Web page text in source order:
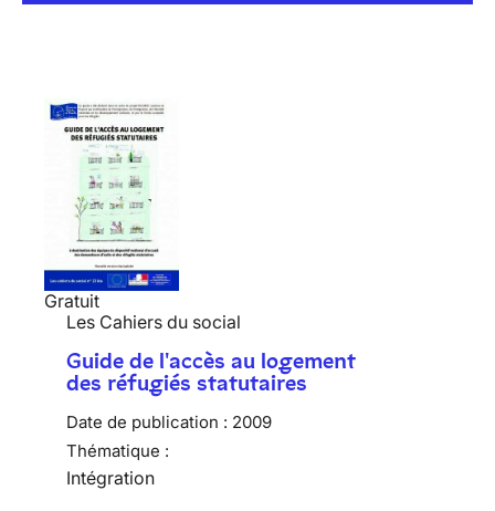
Gratuit
Les Cahiers du social
Guide de l'accès au logement
des réfugiés statutaires
Date de publication : 2009
Thématique :
Intégration